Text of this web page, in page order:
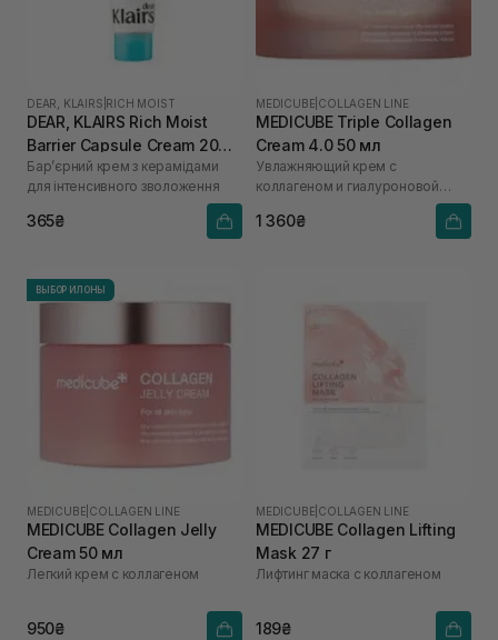
DEAR, KLAIRS RICH MOIST
DEAR, KLAIRS Rich Moist
Barrier Capsule Cream 20
мл
Бар’єрний крем з керамідами
для інтенсивного зволоження
365₴
MEDICUBE COLLAGEN LINE
MEDICUBE Triple Collagen
Cream 4.0 50 мл
Увлажняющий крем с
коллагеном и гиалуроновой
1 360₴
ВЫБОР ИЛОНЫ
MEDICUBE COLLAGEN LINE
MEDICUBE Collagen Jelly
Cream 50 мл
Легкий крем с коллагеном
950₴
MEDICUBE COLLAGEN LINE
MEDICUBE Collagen Lifting
Mask 27 г
Лифтинг маска с коллагеном
189₴